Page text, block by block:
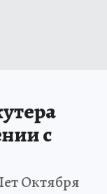
с
Октября